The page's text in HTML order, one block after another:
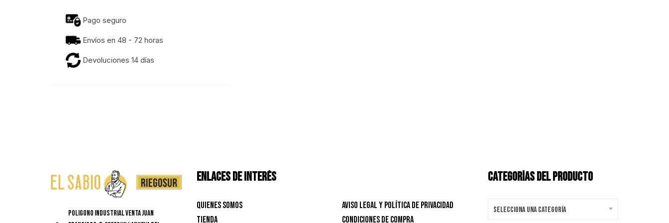
Pago seguro
Envíos en 48 - 72 horas
Devoluciones 14 días
Poligono Industrial Venta Juan
ENLACES DE INTERÉS
Quienes Somos
Tienda
Aviso Legal y Política de privacidad
Condiciones de Compra
CATEGORÍAS DEL PRODUCTO
Selecciona una categoría